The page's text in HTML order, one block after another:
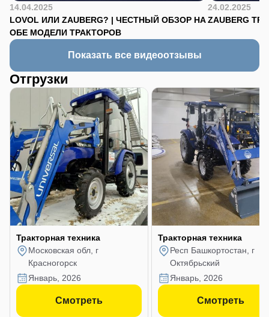
14.04.2025
LOVOL ИЛИ ZAUBERG? | ЧЕСТНЫЙ ОБЗОР НА
ОБЕ МОДЕЛИ ТРАКТОРОВ
24.02.2025
ZAUBERG
Показать все видеоотзывы
Отгрузки
Тракторная техника
Московская обл, г
Красногорск
январь, 2026
Смотреть
Тракторная техника
Респ Башкортостан, г
Октябрьский
январь, 2026
Смотреть